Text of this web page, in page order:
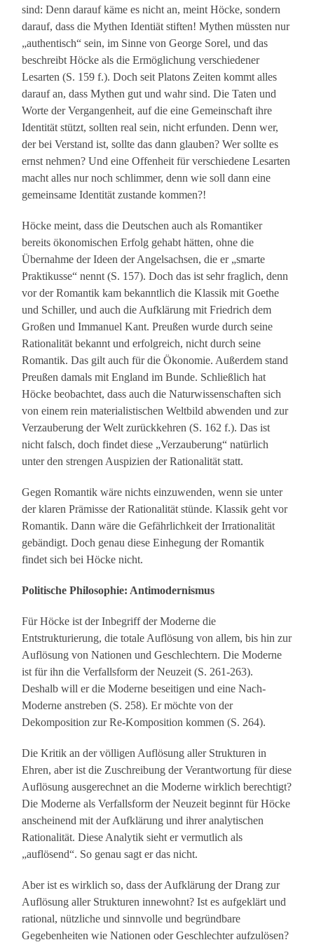
sind: Denn darauf käme es nicht an, meint Höcke, sondern
darauf, dass die Mythen Identiät stiften! Mythen müssten nur
„authentisch“ sein, im Sinne von George Sorel, und das
beschreibt Höcke als die Ermöglichung verschiedener
Lesarten (S. 159 f.). Doch seit Platons Zeiten kommt alles
darauf an, dass Mythen gut und wahr sind. Die Taten und
Worte der Vergangenheit, auf die eine Gemeinschaft ihre
Identität stützt, sollten real sein, nicht erfunden. Denn wer,
der bei Verstand ist, sollte das dann glauben? Wer sollte es
ernst nehmen? Und eine Offenheit für verschiedene Lesarten
macht alles nur noch schlimmer, denn wie soll dann eine
gemeinsame Identität zustande kommen?!
Höcke meint, dass die Deutschen auch als Romantiker
bereits ökonomischen Erfolg gehabt hätten, ohne die
Übernahme der Ideen der Angelsachsen, die er „smarte
Praktikusse“ nennt (S. 157). Doch das ist sehr fraglich, denn
vor der Romantik kam bekanntlich die Klassik mit Goethe
und Schiller, und auch die Aufklärung mit Friedrich dem
Großen und Immanuel Kant. Preußen wurde durch seine
Rationalität bekannt und erfolgreich, nicht durch seine
Romantik. Das gilt auch für die Ökonomie. Außerdem stand
Preußen damals mit England im Bunde. Schließlich hat
Höcke beobachtet, dass auch die Naturwissenschaften sich
von einem rein materialistischen Weltbild abwenden und zur
Verzauberung der Welt zurückkehren (S. 162 f.). Das ist
nicht falsch, doch findet diese „Verzauberung“ natürlich
unter den strengen Auspizien der Rationalität statt.
Gegen Romantik wäre nichts einzuwenden, wenn sie unter
der klaren Prämisse der Rationalität stünde. Klassik geht vor
Romantik. Dann wäre die Gefährlichkeit der Irrationalität
gebändigt. Doch genau diese Einhegung der Romantik
findet sich bei Höcke nicht.
Politische Philosophie: Antimodernismus
Für Höcke ist der Inbegriff der Moderne die
Entstrukturierung, die totale Auflösung von allem, bis hin zur
Auflösung von Nationen und Geschlechtern. Die Moderne
ist für ihn die Verfallsform der Neuzeit (S. 261-263).
Deshalb will er die Moderne beseitigen und eine Nach-
Moderne anstreben (S. 258). Er möchte von der
Dekomposition zur Re-Komposition kommen (S. 264).
Die Kritik an der völligen Auflösung aller Strukturen in
Ehren, aber ist die Zuschreibung der Verantwortung für diese
Auflösung ausgerechnet an die Moderne wirklich berechtigt?
Die Moderne als Verfallsform der Neuzeit beginnt für Höcke
anscheinend mit der Aufklärung und ihrer analytischen
Rationalität. Diese Analytik sieht er vermutlich als
„auflösend“. So genau sagt er das nicht.
Aber ist es wirklich so, dass der Aufklärung der Drang zur
Auflösung aller Strukturen innewohnt? Ist es aufgeklärt und
rational, nützliche und sinnvolle und begründbare
Gegebenheiten wie Nationen oder Geschlechter aufzulösen?